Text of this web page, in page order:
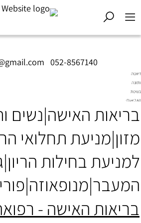
052-8567140
דיאטה
ותזונה
בשיטת
Diet2All:
המושלם.
בריאות האישה|נשים
מזון|מניעת תחלואי
למניעת בחילות
בריאות האישה -